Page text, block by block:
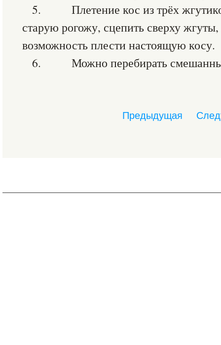
5. Плетение кос из трёх
старую рогожу, сцепить сверху
возможность плести настоящую косу.
6. Можно перебирать
Предыдущая